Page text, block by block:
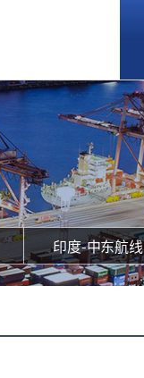
印度-中东航线